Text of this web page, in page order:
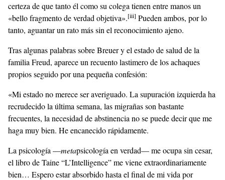
certeza de que tanto él como su colega tienen entre manos un
«bello fragmento de verdad objetiva».[iii] Pueden ambos, por lo
tanto, aguantar un rato más sin el reconocimiento ajeno.
Tras algunas palabras sobre Breuer y el estado de salud de la
familia Freud, aparece un recuento lastimero de los achaques
propios seguido por una pequeña confesión:
«Mi estado no merece ser averiguado. La supuración izquierda ha
recrudecido la última semana, las migrañas son bastante
frecuentes, la necesidad de abstinencia no se puede decir que me
haga muy bien. He encanecido rápidamente.
La psicología —metapsicología en verdad— me ocupa sin cesar,
el libro de Taine “L’Intelligence” me viene extraordinariamente
bien… Espero estar absorbido hasta el final de mi vida por